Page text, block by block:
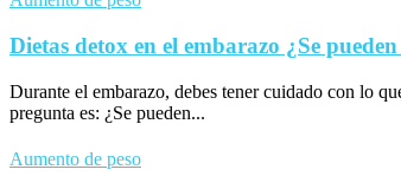
Dietas detox en el embarazo ¿Se
Durante el embarazo, debes tener cuidado con lo
pregunta es: ¿Se pueden...
Aumento de peso